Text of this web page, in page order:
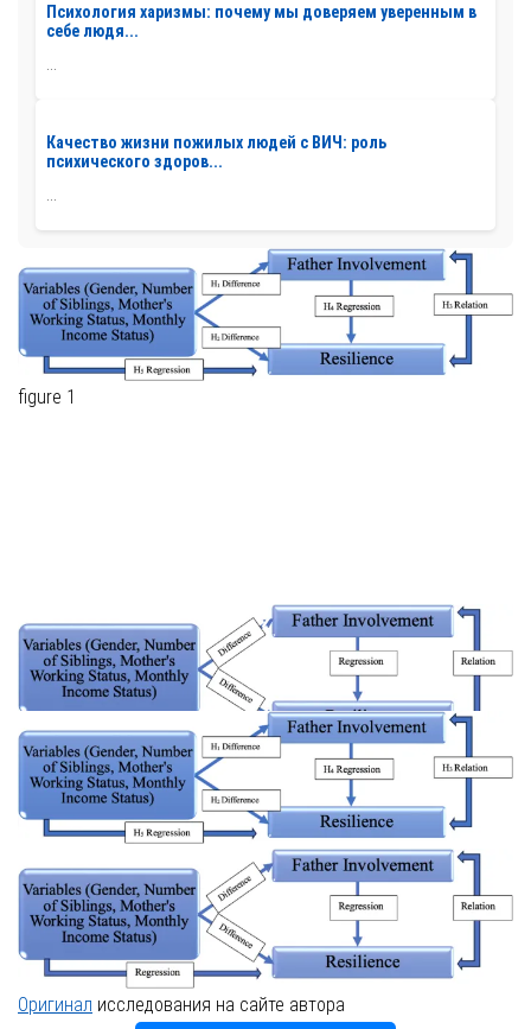
Психология харизмы: почему мы доверяем уверенным в
себе людя...
...
Качество жизни пожилых людей с ВИЧ: роль
психического здоров...
figure 1
figure 2
❮
Оригинал исследования на сайте автора